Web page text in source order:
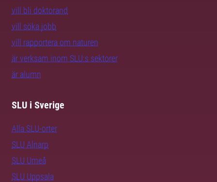
vill bli doktorand
vill söka jobb
vill rapportera om naturen
är verksam inom SLU:s sektorer
är alumn
SLU i Sverige
Alla SLU-orter
SLU Alnarp
SLU Umeå
SLU Uppsala